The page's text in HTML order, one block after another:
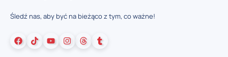
Śledź nas, aby być na bieżąco z tym, co ważne!